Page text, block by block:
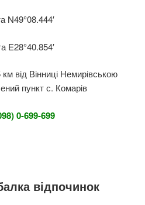
N49°08.444′
E28°40.854′
від Вінниці Немирівською
пункт с. Комарів
0-699-699
відпочинок